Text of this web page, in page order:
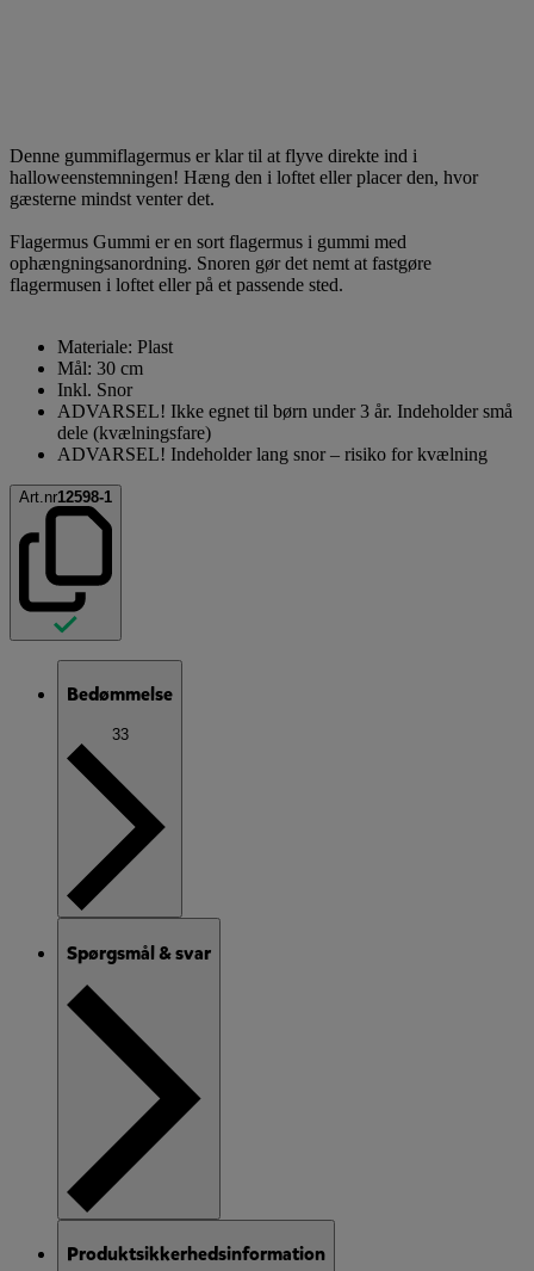
Denne gummiflagermus er klar til at flyve direkte ind i
halloweenstemningen! Hæng den i loftet eller placer den, hvor
gæsterne mindst venter det.
Flagermus Gummi er en sort flagermus i gummi med
ophængningsanordning. Snoren gør det nemt at fastgøre
flagermusen i loftet eller på et passende sted.
Materiale: Plast
Mål: 30 cm
Inkl. Snor
ADVARSEL! Ikke egnet til børn under 3 år. Indeholder små
dele (kvælningsfare)
ADVARSEL! Indeholder lang snor – risiko for kvælning
Art.nr12598-1
Bedømmelse
33
Spørgsmål & svar
Produktsikkerhedsinformation